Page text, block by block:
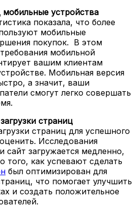
устройства
показала, что более
мобильные
покупок. В этом
мобильной
вашим клиентам
Мобильная версия
а значит, ваши
смогут легко совершать
страниц
страниц для успешного
Исследования
сайт загружается медленно,
того, как успевают сделать
был оптимизирован для
что помогает улучшить
и создать положительное